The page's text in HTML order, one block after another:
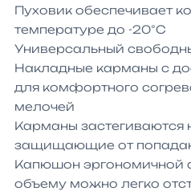
Пуховик обеспечивает
температуре до -20°С
Универсальный
Накладные карманы с
для комфортного
мелочей
Карманы застегиваются
защищающие от
Капюшон эргономичной
объему можно легко